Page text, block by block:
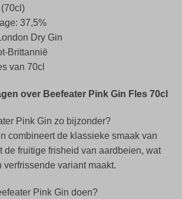
37,5%
Dry Gin
Brittannië
van 70cl
over Beefeater Pink Gin Fles 70cl
Pink Gin zo bijzonder?
combineert de klassieke smaak van
de fruitige frisheid van aardbeien, wat
verfrissende variant maakt.
Pink Gin doen?